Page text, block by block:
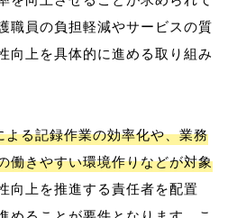
職員の負担軽減やサービスの質
向上を具体的に進める取り組み
よる記録作業の効率化や、業務
働きやすい環境作りなどが対象
向上を推進する責任者を配置